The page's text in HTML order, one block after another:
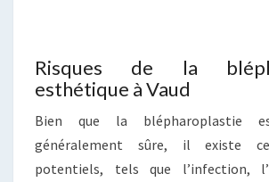
Risques de la
esthétique à Vaud
Bien que la blépharoplastie
généralement sûre, il existe
potentiels, tels que l’infection,